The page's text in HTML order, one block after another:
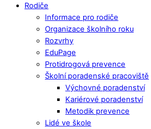
Rodiče
Informace pro rodiče
Organizace školního roku
Rozvrhy
EduPage
Protidrogová prevence
Školní poradenské pracoviště
Výchovné poradenství
Kariérové poradenství
Metodik prevence
Lidé ve škole